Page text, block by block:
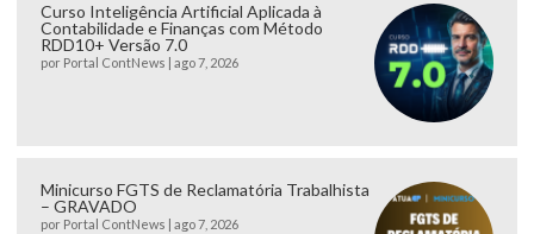
Curso Inteligência Artificial Aplicada à
Contabilidade e Finanças com Método
RDD10+ Versão 7.0
por Portal ContNews ago 7, 2026
Minicurso FGTS de Reclamatória Trabalhista
– GRAVADO
por Portal ContNews ago 7, 2026